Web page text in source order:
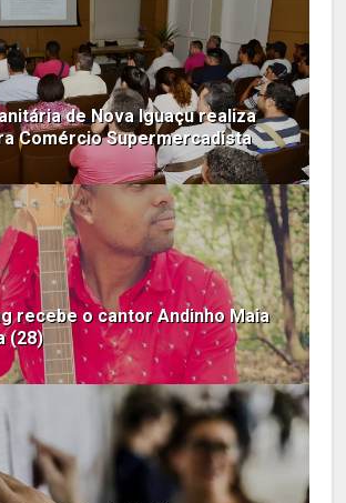
de Nova Iguaçu realiza
Comércio Supermercadista
recebe o cantor Andinho Maia
(28)